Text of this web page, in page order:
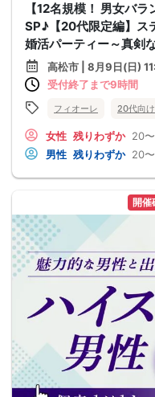
【12名規模！ 男女バ
SP♪【20代限定編】ス
婚活パーティー～真剣
高松市 | 8月9日(日)
受付終了まで9時間
フィオーレ 20代向け
女性 残りわずか 20
男性 残りわずか 20
開催